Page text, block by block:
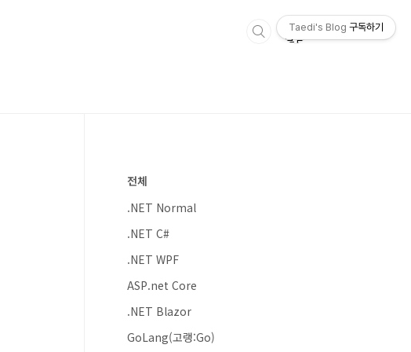
전체
.NET Normal
.NET C#
.NET WPF
ASP.net Core
.NET Blazor
GoLang(고랭:Go)
Taedi's Blog 구독하기